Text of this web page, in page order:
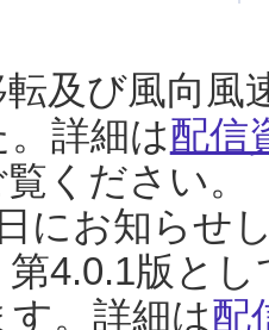
及び風向風
詳細は配信
ください。
にお知らせ
第4.0.1版と
。詳細は配